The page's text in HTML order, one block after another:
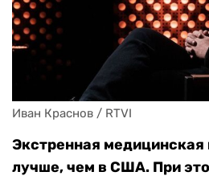
Иван Краснов / RTVI
Экстренная
лучше, чем в США. При